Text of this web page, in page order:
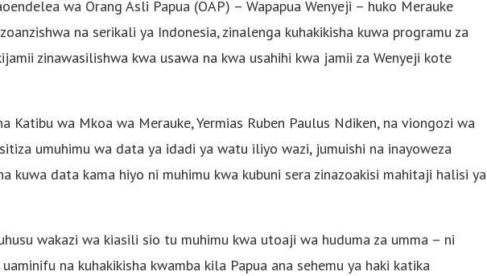
wa Orang Asli Papua (OAP) – Wapapua Wenyeji – huko Merauke
na serikali ya Indonesia, zinalenga kuhakikisha kuwa programu za
zinawasilishwa kwa usawa na kwa usahihi kwa jamii za Wenyeji kote
Katibu wa Mkoa wa Merauke, Yermias Ruben Paulus Ndiken, na viongozi wa
umuhimu wa data ya idadi ya watu iliyo wazi, jumuishi na inayoweza
kuwa data kama hiyo ni muhimu kwa kubuni sera zinazoakisi mahitaji halisi ya
wakazi wa kiasili sio tu muhimu kwa utoaji wa huduma za umma – ni
na kuhakikisha kwamba kila Papua ana sehemu ya haki katika